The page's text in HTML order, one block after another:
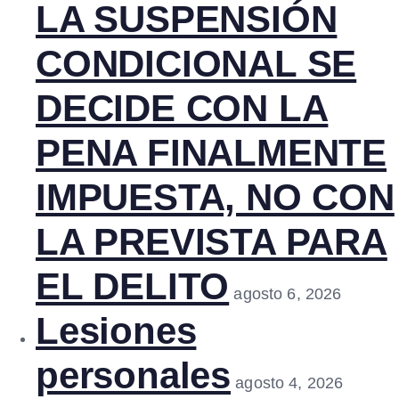
LA SUSPENSIÓN
CONDICIONAL SE
DECIDE CON LA
PENA FINALMENTE
IMPUESTA, NO CON
LA PREVISTA PARA
EL DELITO agosto 6, 2026
Lesiones
personales agosto 4, 2026